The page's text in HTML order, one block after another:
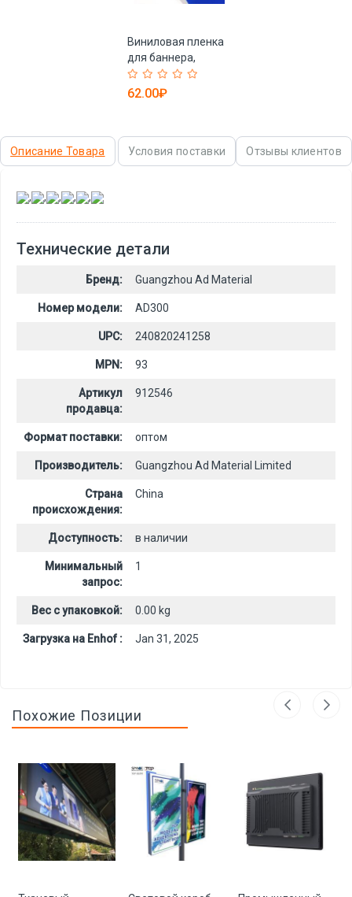
Виниловая пленка
для баннера,
суперкачество,
самоклеящаяся
резки (арт.
1312491)
62.00₽
Описание Товара Условия поставки Отзывы клиентов
, , , , ,
Технические детали
Бренд: Guangzhou Ad Material
Номер модели: AD300
UPC: 240820241258
MPN: 93
Артикул
продавца:
912546
Формат поставки: оптом
Производитель: Guangzhou Ad Material Limited
Страна
происхождения:
China
Доступность: в наличии
Минимальный
запрос:
1
Вес с упаковкой: 0.00 kg
Загрузка на Enhof : Jan 31, 2025
Похожие Позиции